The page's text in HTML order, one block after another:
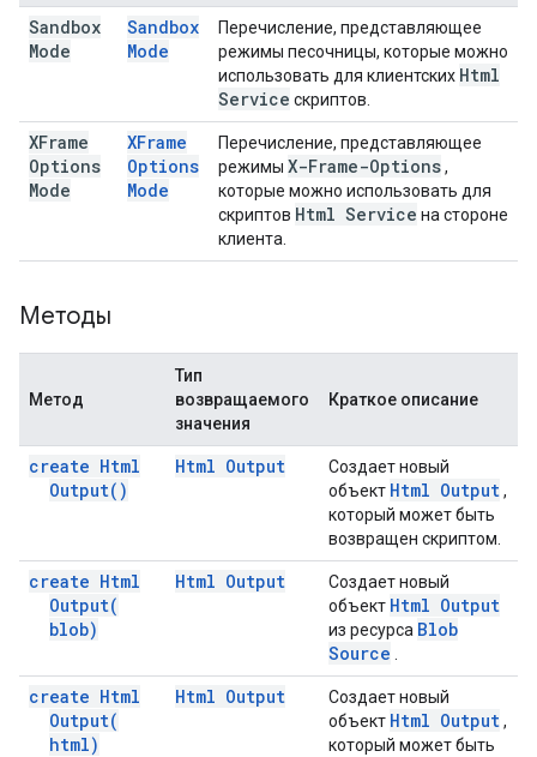
Sandbox
Mode
Sandbox
Mode
Перечисление, представляющее
режимы песочницы, которые можно
использовать для клиентских Html
Service скриптов.
XFrame
Options
Mode
XFrame
Options
Mode
Перечисление, представляющее
режимы X-Frame-Options,
которые можно использовать для
скриптов Html Service на стороне
клиента.
Методы
Метод
Тип
возвращаемого
значения
Краткое описание
create Html
Output( )
Html Output
Создает новый
объект Html Output,
который может быть
возвращен скриптом.
create Html
Output(
blob)
Html Output
Создает новый
объект Html Output
из ресурса Blob
Source
create Html
Output(
html)
Html Output
Создает новый
объект Html Output,
который может быть